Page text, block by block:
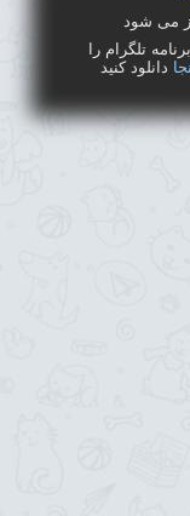
می شود
تلگرام را
دانلود کنید